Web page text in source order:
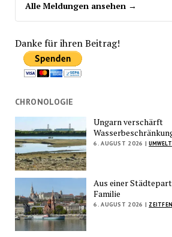
Alle Meldungen ansehen →
Danke für ihren Beitrag!
CHRONOLOGIE
Ungarn verschärft
6. AUGUST 2026 | UMWELT
Aus einer
Familie
6. AUGUST 2026 |